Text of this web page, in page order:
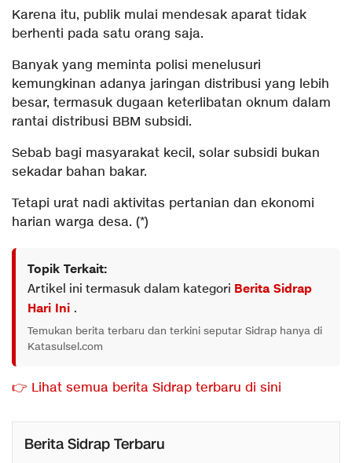
Karena itu, publik mulai mendesak aparat tidak
berhenti pada satu orang saja.
Banyak yang meminta polisi menelusuri
kemungkinan adanya jaringan distribusi yang lebih
besar, termasuk dugaan keterlibatan oknum dalam
rantai distribusi BBM subsidi.
Sebab bagi masyarakat kecil, solar subsidi bukan
sekadar bahan bakar.
Tetapi urat nadi aktivitas pertanian dan ekonomi
harian warga desa. (*)
Topik Terkait:
Artikel ini termasuk dalam kategori Berita Sidrap
Hari Ini .
Temukan berita terbaru dan terkini seputar Sidrap hanya di
Katasulsel.com
👉 Lihat semua berita Sidrap terbaru di sini
Berita Sidrap Terbaru